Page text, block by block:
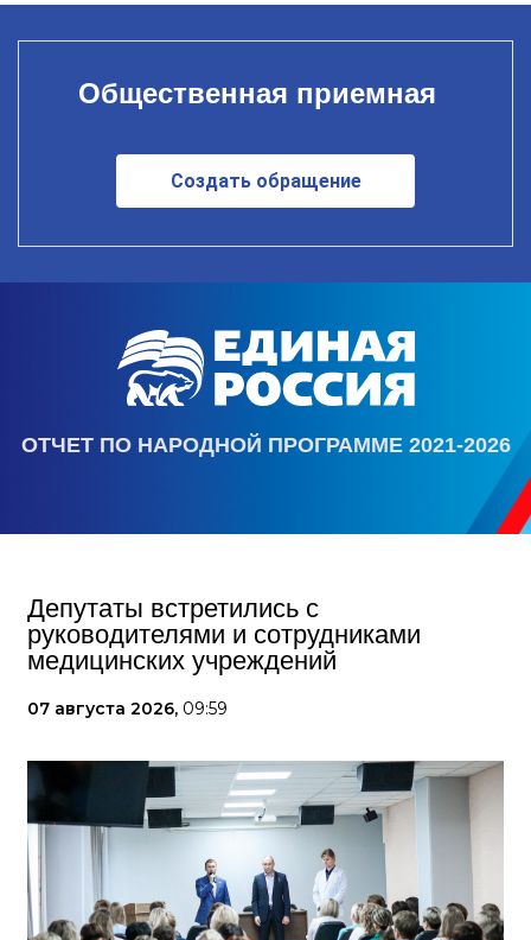
Общественная приемная
Создать обращение
ОТЧЕТ ПО НАРОДНОЙ ПРОГРАММЕ 2021-2026
Депутаты встретились с
руководителями и сотрудниками
медицинских учреждений
07 августа 2026, 09:59